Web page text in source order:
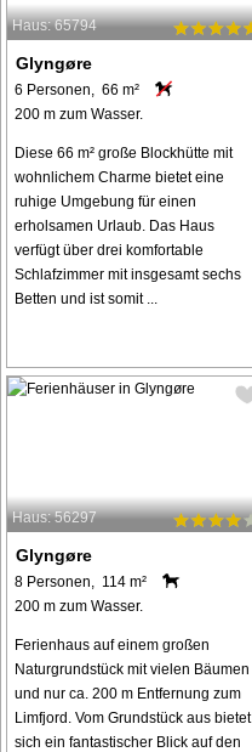
Haus: 65794
Glyngøre
6 Personen, 66 m²
200 m zum Wasser.
Diese 66 m² große Blockhütte mit
wohnlichem Charme bietet eine
ruhige Umgebung für einen
erholsamen Urlaub. Das Haus
verfügt über drei komfortable
Schlafzimmer mit insgesamt sechs
Betten und ist somit ...
Haus: 56297
Glyngøre
8 Personen, 114 m²
200 m zum Wasser.
Ferienhaus auf einem großen
Naturgrundstück mit vielen Bäumen
und nur ca. 200 m Entfernung zum
Limfjord. Vom Grundstück aus bietet
sich ein fantastischer Blick auf den